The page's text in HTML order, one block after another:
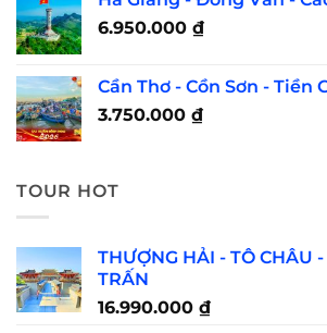
6.950.000 ₫
Cần Thơ - Cồn Sơn - Tiền
3.750.000 ₫
TOUR HOT
THƯỢNG HẢI - TÔ CHÂU
TRẤN
16.990.000 ₫